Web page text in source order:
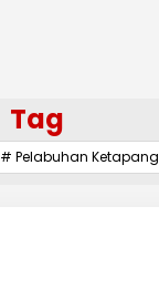
Tag
# Pelabuhan Ketapang